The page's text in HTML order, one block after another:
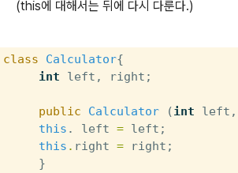
(this에 대해서는 뒤에 다시 다룬다.)
class Calculator{
int left, right;
public Calculator (int left,
this . left = left;
this . right = right;
     }